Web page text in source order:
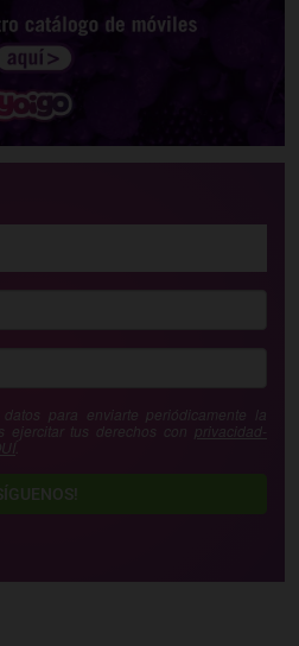
para enviarte periódicamente la
ejercitar tus derechos con privacidad-